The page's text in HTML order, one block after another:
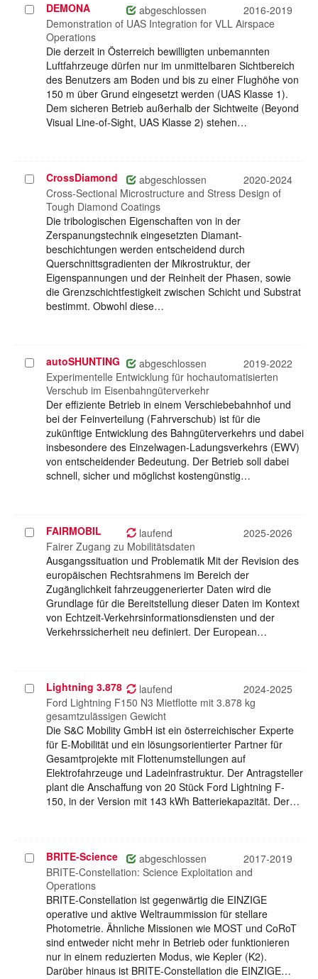
Projekt
auswählen
DEMONA abgeschlossen
2016-2019
Demonstration of UAS Integration for VLL Airspace
Operations
Die derzeit in Österreich bewilligten unbemannten
Luftfahrzeuge dürfen nur im unmittelbaren Sichtbereich
des Benutzers am Boden und bis zu einer Flughöhe von
150 m über Grund eingesetzt werden (UAS Klasse 1).
Dem sicheren Betrieb außerhalb der Sichtweite (Beyond
Visual Line-of-Sight, UAS Klasse 2) stehen…
Projekt
auswählen
CrossDiamond abgeschlossen
2020-2024
Cross-Sectional Microstructure and Stress Design of
Tough Diamond Coatings
Die tribologischen Eigenschaften von in der
Zerspanungstechnik eingesetzten Diamant-
beschichtungen werden entscheidend durch
Querschnittsgradienten der Mikrostruktur, der
Eigenspannungen und der Reinheit der Phasen, sowie
die Grenzschichtfestigkeit zwischen Schicht und Substrat
bestimmt. Obwohl diese…
Projekt
auswählen
autoSHUNTING abgeschlossen
2019-2022
Experimentelle Entwicklung für hochautomatisierten
Verschub im Eisenbahngüterverkehr
Der effiziente Betrieb in einem Verschiebebahnhof und
bei der Feinverteilung (Fahrverschub) ist für die
zukünftige Entwicklung des Bahngüterverkehrs und dabei
insbesondere des Einzelwagen-Ladungsverkehrs (EWV)
von entscheidender Bedeutung. Der Betrieb soll dabei
schnell, sicher und möglichst kostengünstig…
Projekt
auswählen
FAIRMOBIL laufend
2025-2026
Fairer Zugang zu Mobilitätsdaten
Ausgangssituation und Problematik Mit der Revision des
europäischen Rechtsrahmens im Bereich der
Zugänglichkeit fahrzeuggenerierter Daten wird die
Grundlage für die Bereitstellung dieser Daten im Kontext
von Echtzeit-Verkehrsinformationsdiensten und der
Verkehrssicherheit neu definiert. Der European…
Projekt
auswählen
Lightning 3.878 laufend
2024-2025
Ford Lightning F150 N3 Mietflotte mit 3.878 kg
gesamtzulässigen Gewicht
Die S&C Mobility GmbH ist ein österreichischer Experte
für E-Mobilität und ein lösungsorientierter Partner für
Gesamtprojekte mit Flottenumstellungen auf
Elektrofahrzeuge und Ladeinfrastruktur. Der Antragsteller
plant die Anschaffung von 20 Stück Ford Lightning F-
150, in der Version mit 143 kWh Batteriekapazität. Der…
Projekt
auswählen
BRITE-Science abgeschlossen
2017-2019
BRITE-Constellation: Science Exploitation and
Operations
BRITE-Constellation ist gegenwärtig die EINZIGE
operative und aktive Weltraummission für stellare
Photometrie. Ähnliche Missionen wie MOST und CoRoT
sind entweder nicht mehr in Betrieb oder funktionieren
nur in einem reduzierten Modus, wie Kepler (K2).
Darüber hinaus ist BRITE-Constellation die EINZIGE…